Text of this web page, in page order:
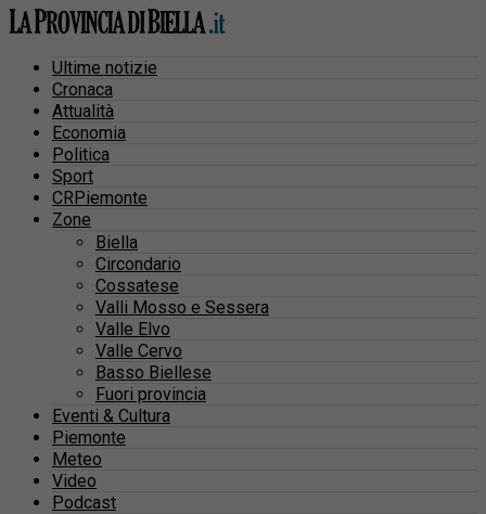
Ultime notizie
Cronaca
Attualità
Economia
Politica
Sport
CRPiemonte
Zone
Biella
Circondario
Cossatese
Valli Mosso e Sessera
Valle Elvo
Valle Cervo
Basso Biellese
Fuori provincia
Eventi & Cultura
Piemonte
Meteo
Video
Podcast